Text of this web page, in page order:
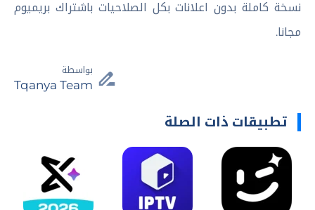
نسخة كاملة بدون اعلانات بكل الصلاحيات باشتراك بريميوم
مجانا.
بواسطة
Tqanya Team
تطبيقات ذات الصلة